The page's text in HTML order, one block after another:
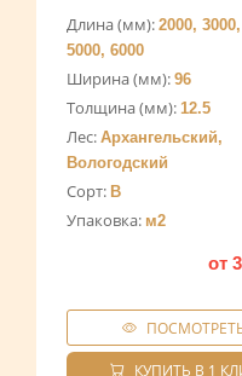
Длина (мм): 2000,
5000, 6000
Ширина (мм): 96
Толщина (мм): 12.5
Лес: Архангельский,
Вологодский
Сорт: B
Упаковка: м2
от
КУПИТЬ В 1